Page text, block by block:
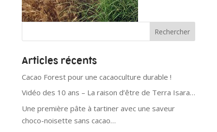
Articles récents
Cacao Forest pour une cacaoculture durable !
Vidéo des 10 ans – La raison d’être de Terra Isara…
Une première pâte à tartiner avec une saveur
choco-noisette sans cacao…